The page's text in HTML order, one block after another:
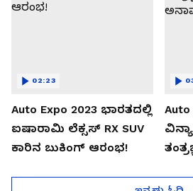
Auto Expo 2023 ಭಾರತದಲ್ಲಿ
ಐಷಾರಾಮಿ ಲೆಕ್ಸಸ್ RX SUV
ಕಾರಿನ ಬುಕಿಂಗ್ ಆರಂಭ!
02:23